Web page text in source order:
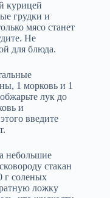
курицей
грудки и
мясо станет
Не
для блюда.
1 морковь и 1
лук до
и
введите
небольшие
стакан
г соленых
ложку